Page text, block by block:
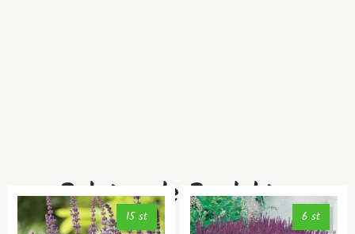
Relaterade Produkter
15 st 6 st